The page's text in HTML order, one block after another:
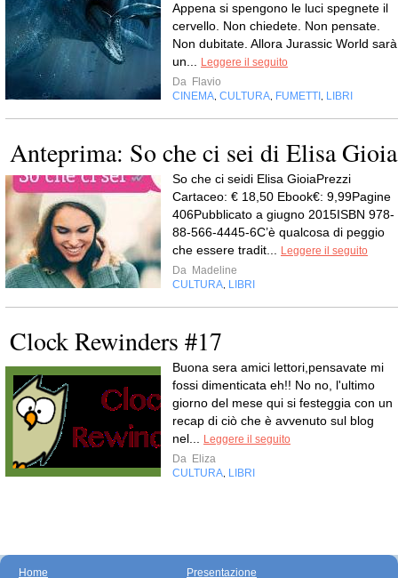
Appena si spengono le luci spegnete il
cervello. Non chiedete. Non pensate.
Non dubitate. Allora Jurassic World sarà
un... Leggere il seguito
Da Flavio
CINEMA, CULTURA, FUMETTI , LIBRI
Anteprima: So che ci sei di Elisa Gioia
So che ci seidi Elisa GioiaPrezzi
Cartaceo: € 18,50 Ebook€: 9,99Pagine
406Pubblicato a giugno 2015ISBN 978-
88-566-4445-6C’è qualcosa di peggio
che essere tradit... Leggere il seguito
Da Madeline
CULTURA, LIBRI
Clock Rewinders #17
Buona sera amici lettori,pensavate mi
fossi dimenticata eh!! No no, l'ultimo
giorno del mese qui si festeggia con un
recap di ciò che è avvenuto sul blog
nel... Leggere il seguito
Da Eliza
CULTURA, LIBRI
Home Presentazione